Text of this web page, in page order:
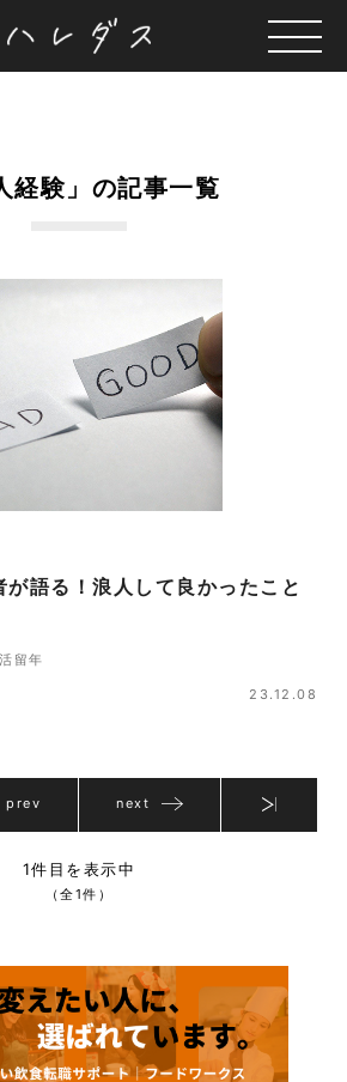
経験」の記事一覧
語る！浪人して良かったこと
留年
23.12.08
prev next
1件目を表示中
（全1件）